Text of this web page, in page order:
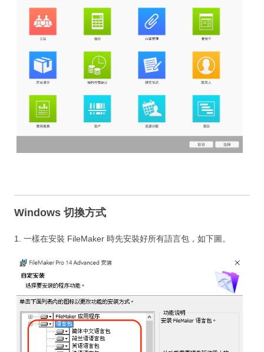
記錄：訓練營送 FMP 14
About us
線上有約
Featured
Search
Services
Contact us
Cooperation
Subscribe
Login
Windows 切換方式
1. 一樣在安裝 FileMaker 時先安裝好所有語言包，如下圖。